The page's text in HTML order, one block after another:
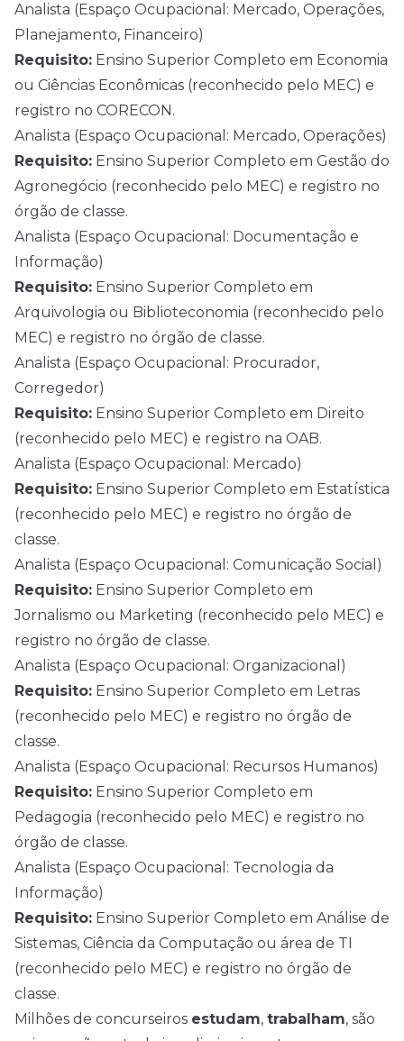
Analista (Espaço Ocupacional: Mercado, Operações,
Planejamento, Financeiro)
Requisito: Ensino Superior Completo em Economia
ou Ciências Econômicas (reconhecido pelo MEC) e
registro no CORECON.
Analista (Espaço Ocupacional: Mercado, Operações)
Requisito: Ensino Superior Completo em Gestão do
Agronegócio (reconhecido pelo MEC) e registro no
órgão de classe.
Analista (Espaço Ocupacional: Documentação e
Informação)
Requisito: Ensino Superior Completo em
Arquivologia ou Biblioteconomia (reconhecido pelo
MEC) e registro no órgão de classe.
Analista (Espaço Ocupacional: Procurador,
Corregedor)
Requisito: Ensino Superior Completo em Direito
(reconhecido pelo MEC) e registro na OAB.
Analista (Espaço Ocupacional: Mercado)
Requisito: Ensino Superior Completo em Estatística
(reconhecido pelo MEC) e registro no órgão de
classe.
Analista (Espaço Ocupacional: Comunicação Social)
Requisito: Ensino Superior Completo em
Jornalismo ou Marketing (reconhecido pelo MEC) e
registro no órgão de classe.
Analista (Espaço Ocupacional: Organizacional)
Requisito: Ensino Superior Completo em Letras
(reconhecido pelo MEC) e registro no órgão de
classe.
Analista (Espaço Ocupacional: Recursos Humanos)
Requisito: Ensino Superior Completo em
Pedagogia (reconhecido pelo MEC) e registro no
órgão de classe.
Analista (Espaço Ocupacional: Tecnologia da
Informação)
Requisito: Ensino Superior Completo em Análise de
Sistemas, Ciência da Computação ou área de TI
(reconhecido pelo MEC) e registro no órgão de
classe.
Milhões de concurseiros estudam, trabalham, são